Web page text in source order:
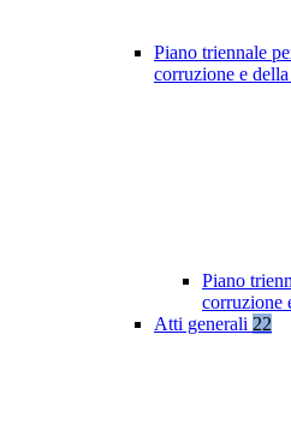
Piano triennale
corruzione e della
Piano
corruzione
Atti generali 22